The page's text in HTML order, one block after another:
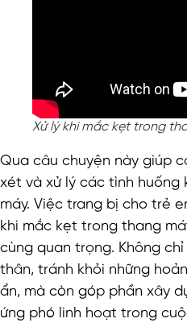
Xử lý khi mắc kẹt trong
Qua câu chuyện này giúp
xét và xử lý các tình
máy. Việc trang bị cho trẻ
khi mắc kẹt trong thang
cùng quan trọng. Không
thân, tránh khỏi những
ẩn, mà còn góp phần xây
ứng phó linh hoạt trong